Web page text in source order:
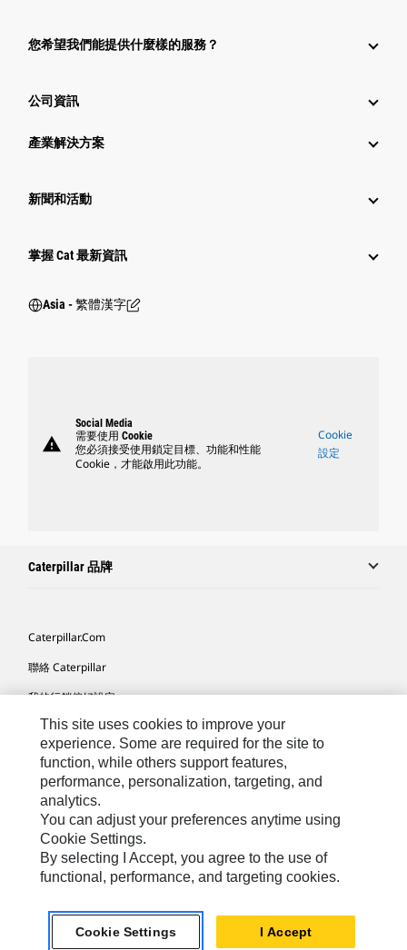
您希望我們能提供什麼樣的服務？
公司資訊
產業解決方案
新聞和活動
掌握 Cat 最新資訊
Asia - 繁體漢字
warning
Social Media
需要使用 Cookie
您必須接受使用鎖定目標、功能和性能
Cookie，才能啟用此功能。
Cookie
設定
Caterpillar 品牌
Caterpillar.com
聯絡 Caterpillar
我的行銷偏好設定
網站地圖
Cookie Settings
法律
隱私權
關於 Cat
This site uses cookies to improve your
experience. Some are required for the site to
function, while others support features,
performance, personalization, targeting, and
analytics.
You can adjust your preferences anytime using
Cookie Settings.
By selecting I Accept, you agree to the use of
functional, performance, and targeting cookies.
Cookie Settings I Accept